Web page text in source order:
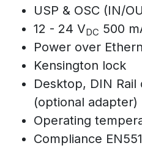
USP & OSC (IN/
12 - 24 VDC 500
Power over
Kensington lock
Desktop, DIN
(optional adapter)
Operating
Compliance